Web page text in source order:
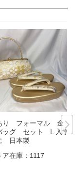
り フォーマル 金
グ セット L 入学
日本製
在庫： 1117